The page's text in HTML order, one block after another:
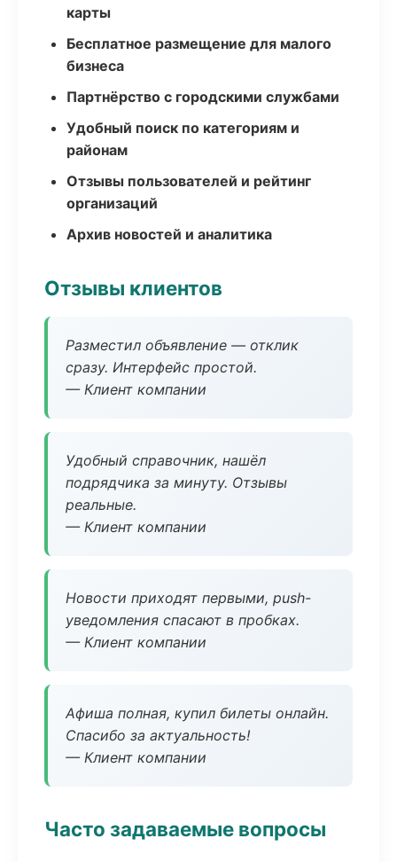
карты
Бесплатное размещение для малого
бизнеса
Партнёрство с городскими службами
Удобный поиск по категориям и
районам
Отзывы пользователей и рейтинг
организаций
Архив новостей и аналитика
Отзывы клиентов
Разместил объявление — отклик
сразу. Интерфейс простой.
— Клиент компании
Удобный справочник, нашёл
подрядчика за минуту. Отзывы
реальные.
— Клиент компании
Новости приходят первыми, push-
уведомления спасают в пробках.
— Клиент компании
Афиша полная, купил билеты онлайн.
Спасибо за актуальность!
— Клиент компании
Часто задаваемые вопросы